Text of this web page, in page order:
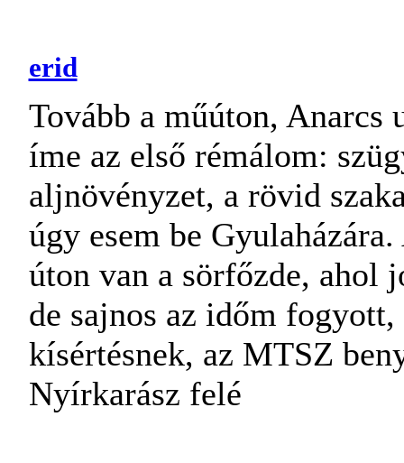
erid
Tovább a műúton, Anarcs
íme az első rémálom:
aljnövényzet, a rövid
úgy esem be
úton van a sörfőzde, ahol
de sajnos az időm
kísértésnek, az MTSZ
Nyírkarász felé